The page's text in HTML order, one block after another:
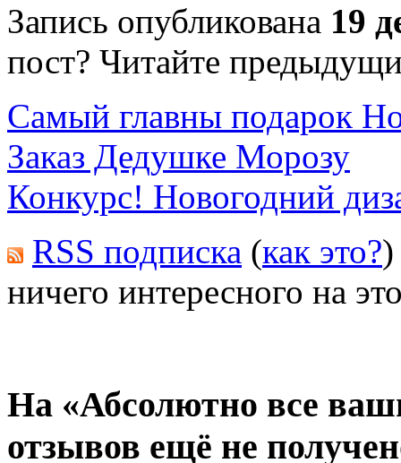
Запись опубликована 19
пост? Читайте
Самый главны подарок
Заказ Дедушке Морозу
Конкурс! Новогодний
RSS подписка (как это?)
ничего интересного на
На «Абсолютно все
отзывов ещё не